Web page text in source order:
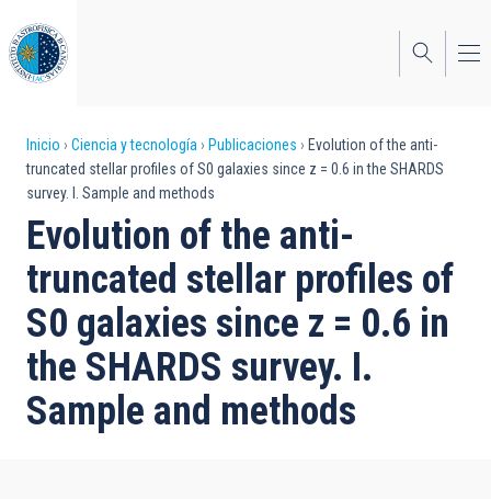
al
contenido
principal
Sobrescribir
enlaces
de
ayuda
a
la
navegación
Inicio Ciencia y tecnología Publicaciones
Evolution of the anti-
truncated stellar profiles of S0 galaxies since z = 0.6 in the SHARDS
survey. I. Sample and methods
Evolution of the anti-
truncated stellar profiles of
S0 galaxies since z = 0.6 in
the SHARDS survey. I.
Sample and methods